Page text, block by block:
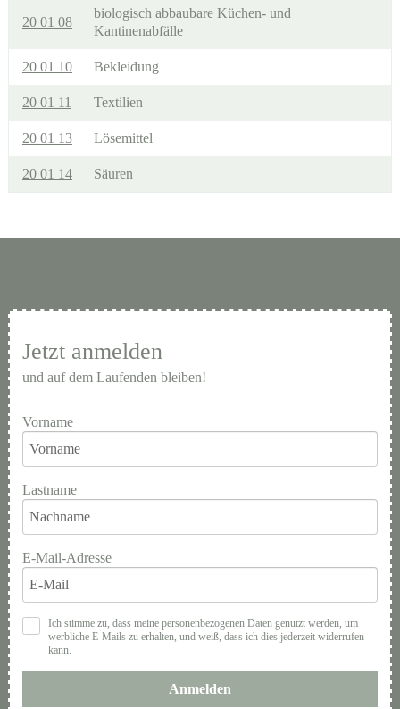
20 01 08
biologisch abbaubare Küchen- und
Kantinenabfälle
20 01 10 Bekleidung
20 01 11 Textilien
20 01 13 Lösemittel
20 01 14 Säuren
Jetzt anmelden
und auf dem Laufenden bleiben!
Vorname
Lastname
E-Mail-Adresse
Ich stimme zu, dass meine personenbezogenen Daten genutzt werden, um
werbliche E-Mails zu erhalten, und weiß, dass ich dies jederzeit widerrufen
kann.
Anmelden